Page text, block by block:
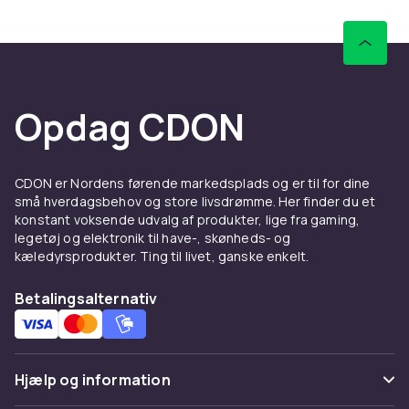
bliver glemt? Det er ofte en kombination af
stærke karakterer, et engagerende
der berører os på et følelsesmæssigt plan. En
god animationsfilm kan få os til at grine, græde,
tænke og drømme. Den kan også være utrolig
underholdende og spændende. Og glem ikke
- der er en fantastisk mangfoldighed at
opdage!
animationsfilm fra CDON?
Opdag CDON
CDON er Nordens førende markedsplads og er til for dine
små hverdagsbehov og store livsdrømme. Her finder du et
konstant voksende udvalg af produkter, lige fra gaming,
legetøj og elektronik til have-, skønheds- og
kæledyrsprodukter. Ting til livet, ganske enkelt.
Betalingsalternativ
Hjælp og information